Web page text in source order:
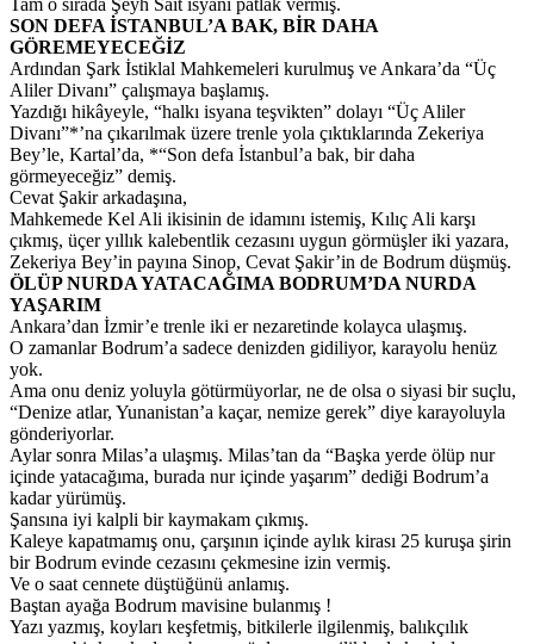
Tam o sırada Şeyh Sait isyanı patlak vermiş.
SON DEFA İSTANBUL’A BAK, BİR DAHA
GÖREMEYECEĞİZ
Ardından Şark İstiklal Mahkemeleri kurulmuş ve Ankara’da “Üç
Aliler Divanı” çalışmaya başlamış.
Yazdığı hikâyeyle, “halkı isyana teşvikten” dolayı “Üç Aliler
Divanı”*’na çıkarılmak üzere trenle yola çıktıklarında Zekeriya
Bey’le, Kartal’da, *“Son defa İstanbul’a bak, bir daha
görmeyeceğiz” demiş.
Cevat Şakir arkadaşına,
Mahkemede Kel Ali ikisinin de idamını istemiş, Kılıç Ali karşı
çıkmış, üçer yıllık kalebentlik cezasını uygun görmüşler iki yazara,
Zekeriya Bey’in payına Sinop, Cevat Şakir’in de Bodrum düşmüş.
ÖLÜP NURDA YATACAĞIMA BODRUM’DA NURDA
YAŞARIM
Ankara’dan İzmir’e trenle iki er nezaretinde kolayca ulaşmış.
O zamanlar Bodrum’a sadece denizden gidiliyor, karayolu henüz
yok.
Ama onu deniz yoluyla götürmüyorlar, ne de olsa o siyasi bir suçlu,
“Denize atlar, Yunanistan’a kaçar, nemize gerek” diye karayoluyla
gönderiyorlar.
Aylar sonra Milas’a ulaşmış. Milas’tan da “Başka yerde ölüp nur
içinde yatacağıma, burada nur içinde yaşarım” dediği Bodrum’a
kadar yürümüş.
Şansına iyi kalpli bir kaymakam çıkmış.
Kaleye kapatmamış onu, çarşının içinde aylık kirası 25 kuruşa şirin
bir Bodrum evinde cezasını çekmesine izin vermiş.
Ve o saat cennete düştüğünü anlamış.
Baştan ayağa Bodrum mavisine bulanmış !
Yazı yazmış, koyları keşfetmiş, bitkilerle ilgilenmiş, balıkçılık